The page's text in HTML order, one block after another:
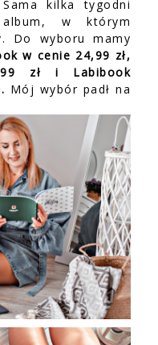
kilka tygodni
w którym
Do wyboru mamy
w cenie 24,99 zł,
zł i Labibook
Mój wybór padł na